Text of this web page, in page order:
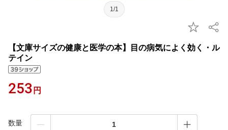
1/1
【文庫サイズの健康と医学の本】目の病気によく効く・ル
テイン
253 円
数量